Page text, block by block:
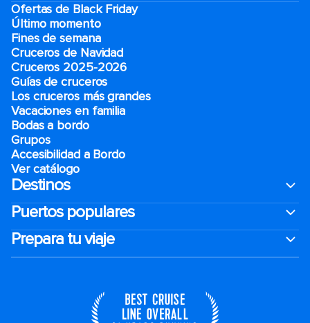
Ofertas de Black Friday
Último momento
Fines de semana
Cruceros de Navidad
Cruceros 2025-2026
Guías de cruceros
Los cruceros más grandes
Vacaciones en familia
Bodas a bordo
Grupos
Accesibilidad a Bordo
Ver catálogo
Destinos
Puertos populares
Prepara tu viaje